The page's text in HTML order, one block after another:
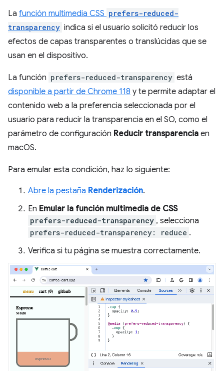
La función multimedia CSS prefers-reduced-
transparency indica si el usuario solicitó reducir los
efectos de capas transparentes o translúcidas que se
usan en el dispositivo.
La función prefers-reduced-transparency está
disponible a partir de Chrome 118 y te permite adaptar el
contenido web a la preferencia seleccionada por el
usuario para reducir la transparencia en el SO, como el
parámetro de configuración Reducir transparencia en
macOS.
Para emular esta condición, haz lo siguiente:
Abre la pestaña Renderización.
En Emular la función multimedia de CSS
prefers-reduced-transparency , selecciona
prefers-reduced-transparency: reduce .
Verifica si tu página se muestra correctamente.